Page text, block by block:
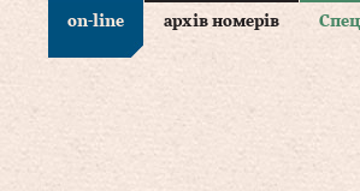
on-line архів номерів